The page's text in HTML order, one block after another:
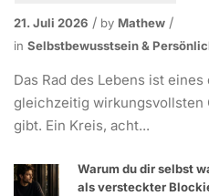
21. Juli 2026 by Mathew
in Selbstbewusstsein &
Das Rad des Lebens ist
gleichzeitig wirkungsvollsten
gibt. Ein Kreis, acht...
Warum du dir selbst
als versteckter